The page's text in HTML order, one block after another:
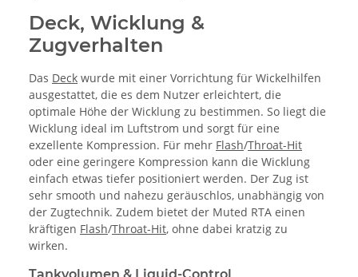
Deck, Wicklung &
Zugverhalten
Das Deck wurde mit einer Vorrichtung für Wickelhilfen
ausgestattet, die es dem Nutzer erleichtert, die
optimale Höhe der Wicklung zu bestimmen. So liegt die
Wicklung ideal im Luftstrom und sorgt für eine
exzellente Kompression. Für mehr Flash/Throat-Hit
oder eine geringere Kompression kann die Wicklung
einfach etwas tiefer positioniert werden. Der Zug ist
sehr smooth und nahezu geräuschlos, unabhängig von
der Zugtechnik. Zudem bietet der Muted RTA einen
kräftigen Flash/Throat-Hit, ohne dabei kratzig zu
wirken.